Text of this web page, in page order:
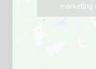
marketing